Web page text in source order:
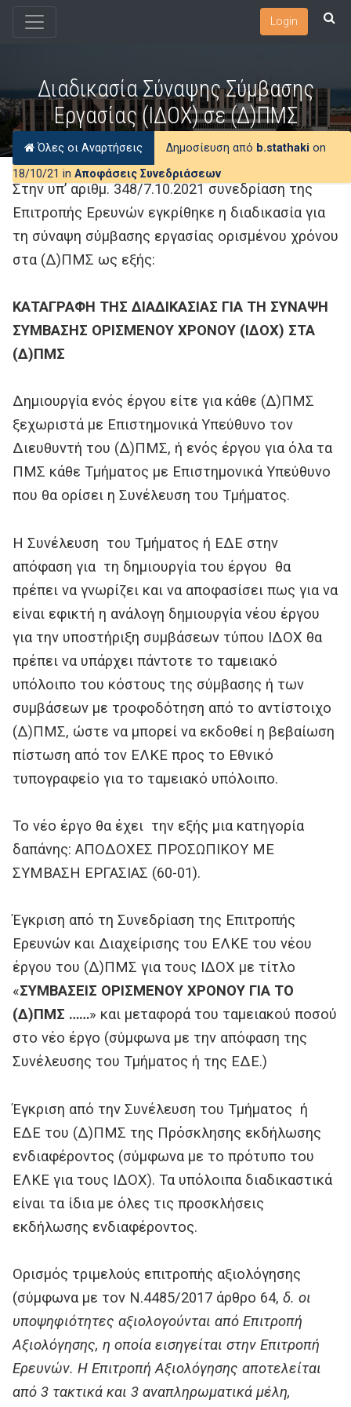
Login
Διαδικασία Σύναψης Σύμβασης
Εργασίας (ΙΔΟΧ) σε (Δ)ΠΜΣ
Όλες οι Αναρτήσεις Δημοσίευση από b.stathaki on
18/10/21 in Αποφάσεις Συνεδριάσεων
Στην υπ’ αριθμ. 348/7.10.2021 συνεδρίαση της
Επιτροπής Ερευνών εγκρίθηκε η διαδικασία για
τη σύναψη σύμβασης εργασίας ορισμένου χρόνου
στα (Δ)ΠΜΣ ως εξής:
ΚΑΤΑΓΡΑΦΗ ΤΗΣ ΔΙΑΔΙΚΑΣΙΑΣ ΓΙΑ ΤΗ ΣΥΝΑΨΗ
ΣΥΜΒΑΣΗΣ ΟΡΙΣΜΕΝΟΥ ΧΡΟΝΟΥ (ΙΔΟΧ) ΣΤΑ
(Δ)ΠΜΣ
Δημιουργία ενός έργου είτε για κάθε (Δ)ΠΜΣ
ξεχωριστά με Επιστημονικά Υπεύθυνο τον
Διευθυντή του (Δ)ΠΜΣ, ή ενός έργου για όλα τα
ΠΜΣ κάθε Τμήματος με Επιστημονικά Υπεύθυνο
που θα ορίσει η Συνέλευση του Τμήματος.
Η Συνέλευση του Τμήματος ή ΕΔΕ στην
απόφαση για τη δημιουργία του έργου θα
πρέπει να γνωρίζει και να αποφασίσει πως για να
είναι εφικτή η ανάλογη δημιουργία νέου έργου
για την υποστήριξη συμβάσεων τύπου ΙΔΟΧ θα
πρέπει να υπάρχει πάντοτε το ταμειακό
υπόλοιπο του κόστους της σύμβασης ή των
συμβάσεων με τροφοδότηση από το αντίστοιχο
(Δ)ΠΜΣ, ώστε να μπορεί να εκδοθεί η βεβαίωση
πίστωση από τον ΕΛΚΕ προς το Εθνικό
τυπογραφείο για το ταμειακό υπόλοιπο.
Το νέο έργο θα έχει την εξής μια κατηγορία
δαπάνης: ΑΠΟΔΟΧΕΣ ΠΡΟΣΩΠΙΚΟΥ ΜΕ
ΣΥΜΒΑΣΗ ΕΡΓΑΣΙΑΣ (60-01).
Έγκριση από τη Συνεδρίαση της Επιτροπής
Ερευνών και Διαχείρισης του ΕΛΚΕ του νέου
έργου του (Δ)ΠΜΣ για τους ΙΔΟΧ με τίτλο
«ΣΥΜΒΑΣΕΙΣ ΟΡΙΣΜΕΝΟΥ ΧΡΟΝΟΥ ΓΙΑ ΤΟ
(Δ)ΠΜΣ ……» και μεταφορά του ταμειακού ποσού
στο νέο έργο (σύμφωνα με την απόφαση της
Συνέλευσης του Τμήματος ή της ΕΔΕ.)
Έγκριση από την Συνέλευση του Τμήματος ή
ΕΔΕ του (Δ)ΠΜΣ της Πρόσκλησης εκδήλωσης
ενδιαφέροντος (σύμφωνα με το πρότυπο του
ΕΛΚΕ για τους ΙΔΟΧ). Τα υπόλοιπα διαδικαστικά
είναι τα ίδια με όλες τις προσκλήσεις
εκδήλωσης ενδιαφέροντος.
Ορισμός τριμελούς επιτροπής αξιολόγησης
(σύμφωνα με τον Ν.4485/2017 άρθρο 64, δ. οι
υποψηφιότητες αξιολογούνται από Επιτροπή
Αξιολόγησης, η οποία εισηγείται στην Επιτροπή
Ερευνών. Η Επιτροπή Αξιολόγησης αποτελείται
από 3 τακτικά και 3 αναπληρωματικά μέλη,